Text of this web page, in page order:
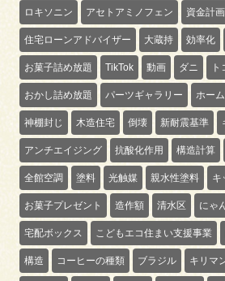
ロキソニン アセトアミノフェン 資金計画
住宅ローンアドバイザー 大蔵持 効率化
お菓子詰め放題 TikTok 動画 ダニ
おかし詰め放題 パーツギャラリー ホー
神棚封じ 木造住宅 倒壊 新耐震基準
アンチエイジング 抗酸化作用 構造計算
全館空調 塗料 光触媒 親水性塗料 キ
お菓子プレゼント 造作額 清水区 にゃ
宅配ボックス こどもエコ住まい支援事業
構造 コーヒーの種類 ブラジル キリマ